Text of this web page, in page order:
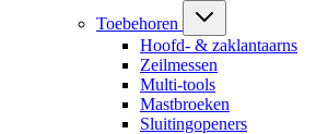
Toebehoren
Hoofd- & zaklantaarns
Zeilmessen
Multi-tools
Mastbroeken
Sluitingopeners